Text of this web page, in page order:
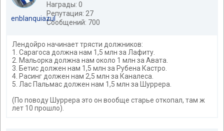
enblanquiazul
Награды: 0
Репутация: 27
Сообщений: 700
Лендойро начинает трясти должников:
1. Сарагоса должна нам 1,5 млн за Лафиту.
2. Мальорка должна нам около 1 млн за Авата.
3. Бетис должен нам 1,5 млн за Рубена Кастро.
4. Расинг должен нам 2,5 млн за Каналеса.
5. Лас Пальмас должен нам 1,5 млн за Шуррера.
(По поводу Шуррера это он вообще старье откопал, там ж
лет 10 прошло).